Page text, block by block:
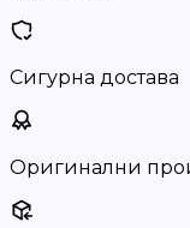
Сигурна достава
Оригинални